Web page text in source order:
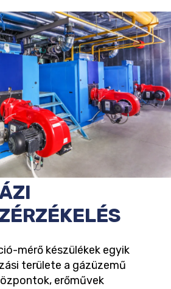
mérő készülékek egyik
területe a gázüzemű
erőművek